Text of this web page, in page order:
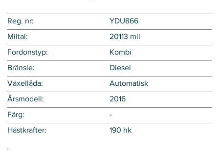
Reg. nr:
Miltal:
Fordonstyp​:
Bränsle:
Växellåda:
Årsmodell:
Färg:
Hästkrafter:
YDU866
20113 mil
Kombi
Diesel
Automatisk
2016
-
190 hk